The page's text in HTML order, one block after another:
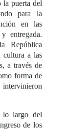
la puerta del
para la
en las
entregada.
República
cultura a las
a través de
forma de
lo largo del
de los